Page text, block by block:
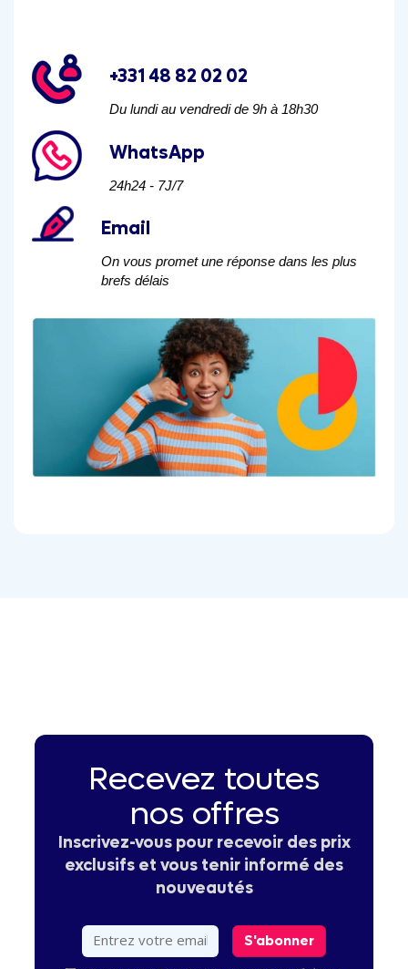
+331 48 82 02 02
Du lundi au vendredi de 9h à 18h30
WhatsApp
24h24 - 7J/7
Email
On vous promet une réponse dans les plus
brefs délais
Recevez toutes
nos offres
Inscrivez-vous pour recevoir des prix
exclusifs et vous tenir informé des
nouveautés
S'abonner